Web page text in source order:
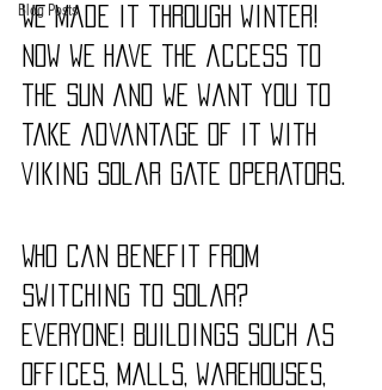
Blog Posts
We made it through winter!
Now we have the access to
the sun and we want you to
take advantage of it with
Viking Solar Gate Operators.
Who can benefit from
switching to solar?
Everyone! Buildings such as
offices, malls, warehouses,